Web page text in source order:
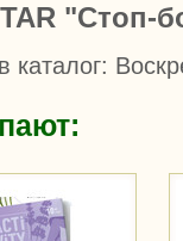
"Стоп-
каталог: